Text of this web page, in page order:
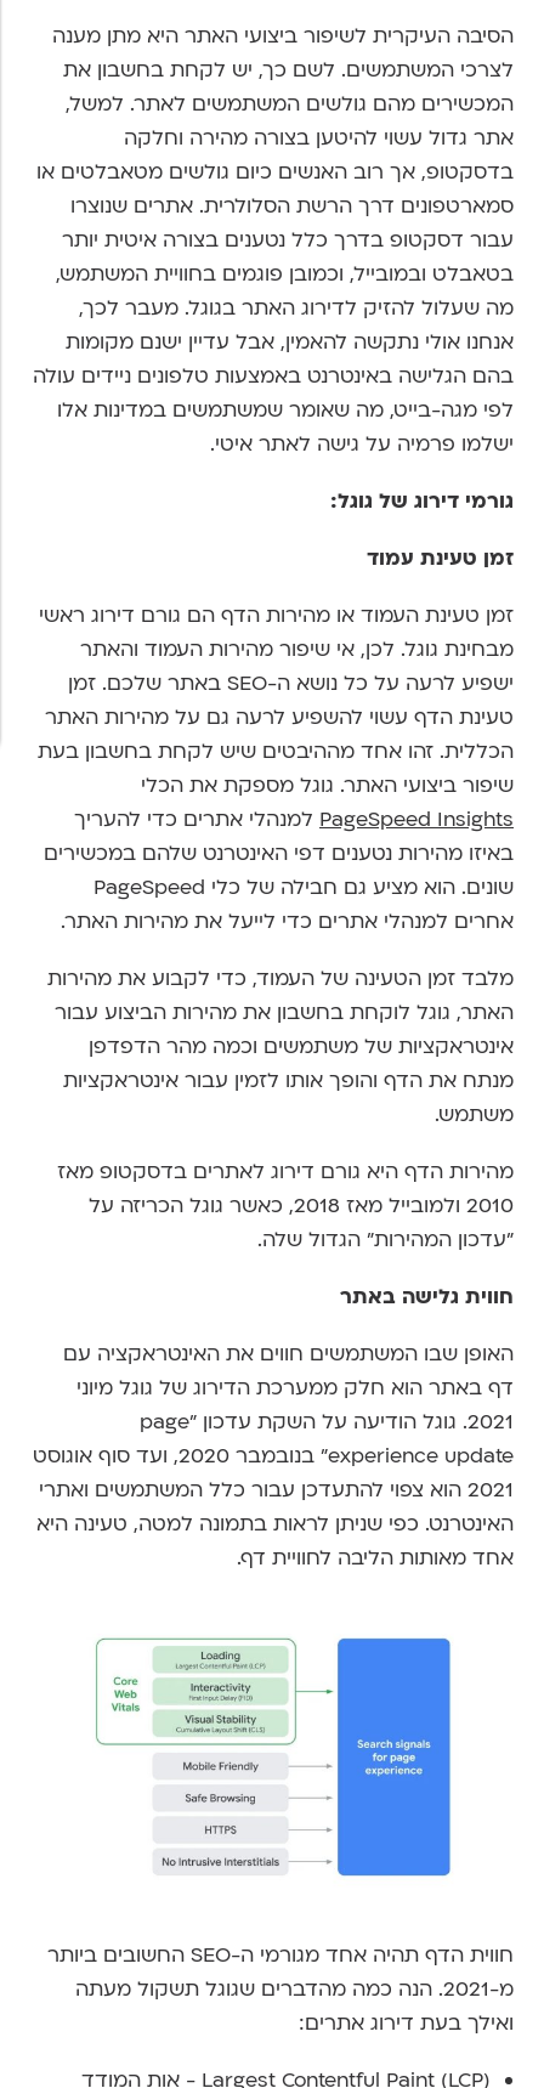
הסיבה העיקרית לשיפור ביצועי האתר היא מתן מענה
לצרכי המשתמשים. לשם כך, יש לקחת בחשבון את
המכשירים מהם גולשים המשתמשים לאתר. למשל,
אתר גדול עשוי להיטען בצורה מהירה וחלקה
בדסקטופ, אך רוב האנשים כיום גולשים מטאבלטים או
סמארטפונים דרך הרשת הסלולרית. אתרים שנוצרו
עבור דסקטופ בדרך כלל נטענים בצורה איטית יותר
בטאבלט ובמובייל, וכמובן פוגמים בחוויית המשתמש,
מה שעלול להזיק לדירוג האתר בגוגל. מעבר לכך,
אנחנו אולי נתקשה להאמין, אבל עדיין ישנם מקומות
בהם הגלישה באינטרנט באמצעות טלפונים ניידים עולה
לפי מגה-בייט, מה שאומר שמשתמשים במדינות אלו
ישלמו פרמיה על גישה לאתר איטי.
גורמי דירוג של גוגל:
זמן טעינת עמוד
זמן טעינת העמוד או מהירות הדף הם גורם דירוג ראשי
מבחינת גוגל. לכן, אי שיפור מהירות העמוד והאתר
ישפיע לרעה על כל נושא ה-SEO באתר שלכם. זמן
טעינת הדף עשוי להשפיע לרעה גם על מהירות האתר
הכללית. זהו אחד מההיבטים שיש לקחת בחשבון בעת
שיפור ביצועי האתר. גוגל מספקת את הכלי
PageSpeed Insights למנהלי אתרים כדי להעריך
באיזו מהירות נטענים דפי האינטרנט שלהם במכשירים
שונים. הוא מציע גם חבילה של כלי PageSpeed
אחרים למנהלי אתרים כדי לייעל את מהירות האתר.
מלבד זמן הטעינה של העמוד, כדי לקבוע את מהירות
האתר, גוגל לוקחת בחשבון את מהירות הביצוע עבור
אינטראקציות של משתמשים וכמה מהר הדפדפן
מנתח את הדף והופך אותו לזמין עבור אינטראקציות
משתמש.
מהירות הדף היא גורם דירוג לאתרים בדסקטופ מאז
2010 ולמובייל מאז 2018, כאשר גוגל הכריזה על
"עדכון המהירות" הגדול שלה.
חווית גלישה באתר
האופן שבו המשתמשים חווים את האינטראקציה עם
דף באתר הוא חלק ממערכת הדירוג של גוגל מיוני
2021. גוגל הודיעה על השקת עדכון "page
experience update" בנובמבר 2020, ועד סוף אוגוסט
2021 הוא צפוי להתעדכן עבור כלל המשתמשים ואתרי
האינטרנט. כפי שניתן לראות בתמונה למטה, טעינה היא
אחד מאותות הליבה לחוויית דף.
חווית הדף תהיה אחד מגורמי ה-SEO החשובים ביותר
מ-2021. הנה כמה מהדברים שגוגל תשקול מעתה
ואילך בעת דירוג אתרים:
Largest Contentful Paint (LCP) - אות המודד